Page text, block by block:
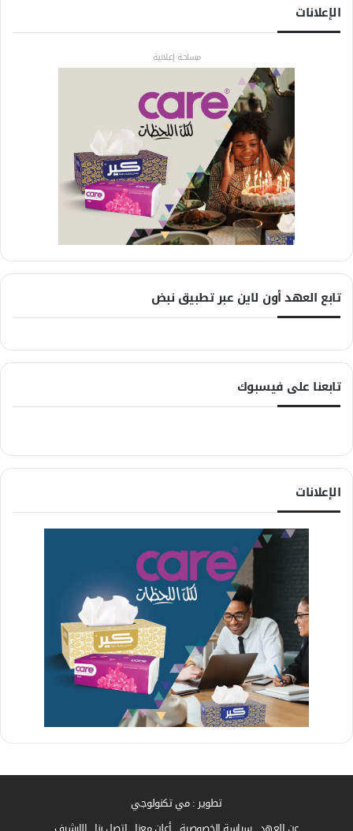
الإعلانات
مساحة إعلانية
تابع العهد أون لاين عبر تطبيق نبض
تابعنا على فيسبوك
الإعلانات
تطوير : مي تكنولوجي